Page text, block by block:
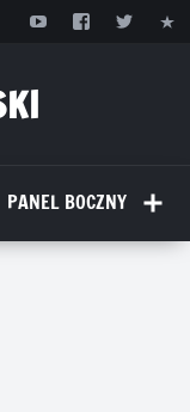
PANEL BOCZNY